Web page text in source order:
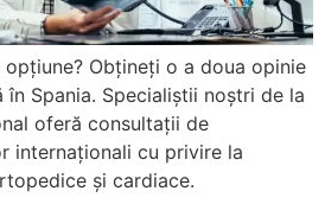
Obțineți o a doua opinie
Spania. Specialiștii noștri de la
oferă consultații de
internaționali cu privire la
și cardiace.